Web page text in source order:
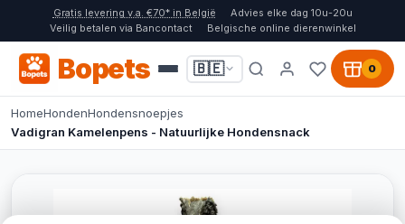
Gratis levering v.a. €70* in België
Advies elke dag 10u-20u
Veilig betalen via Bancontact
Belgische online dierenwinkel
Bopets 🇧🇪 0
HomeHondenHondensnoepjes
Vadigran Kamelenpens - Natuurlijke Hondensnack